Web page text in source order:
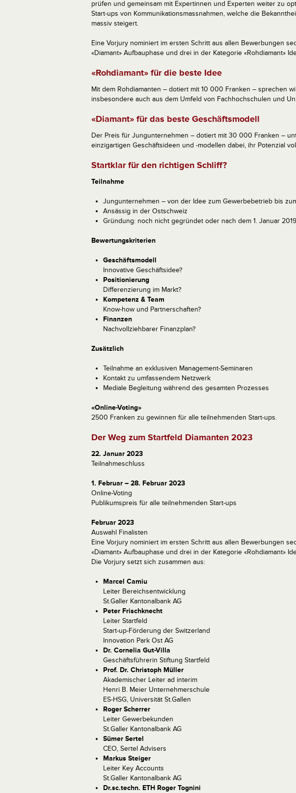
prüfen und gemeinsam mit Expertinnen und Experten weiter zu
Start-ups von Kommunikationsmassnahmen, welche die
massiv steigert.
Eine Vorjury nominiert im ersten Schritt aus allen Bewerbungen
«Diamant» Aufbauphase und drei in der Kategorie «Rohdiamant»
«Rohdiamant» für die beste Idee
Mit dem Rohdiamanten – dotiert mit 10 000 Franken – sprechen
insbesondere auch aus dem Umfeld von Fachhochschulen und
«Diamant» für das beste Geschäftsmodell
Der Preis für Jungunternehmen – dotiert mit 30 000 Franken –
einzigartigen Geschäftsideen und -modellen dabei, ihr Potenzial
Startklar für den richtigen Schliff?
Teilnahme
Jungunternehmen – von der Idee zum Gewerbebetrieb bis
Ansässig in der Ostschweiz
Gründung: noch nicht gegründet oder nach dem 1. Januar 2019
Bewertungskriterien
Geschäftsmodell
Innovative Geschäftsidee?
Positionierung
Differenzierung im Markt?
Kompetenz & Team
Know-how und Partnerschaften?
Finanzen
Nachvollziehbarer Finanzplan?
Zusätzlich
Teilnahme an exklusiven Management-Seminaren
Kontakt zu umfassendem Netzwerk
Mediale Begleitung während des gesamten Prozesses
«Online-Voting»
2500 Franken zu gewinnen für alle teilnehmenden Start-ups.
Der Weg zum Startfeld Diamanten 2023
22. Januar 2023
Teilnahmeschluss
1. Februar – 28. Februar 2023
Online-Voting
Publikumspreis für alle teilnehmenden Start-ups
Februar 2023
Auswahl Finalisten
Eine Vorjury nominiert im ersten Schritt aus allen Bewerbungen
«Diamant» Aufbauphase und drei in der Kategorie «Rohdiamant»
Die Vorjury setzt sich zusammen aus:
Marcel Camiu
Leiter Bereichsentwicklung
St.Galler Kantonalbank AG
Peter Frischknecht
Leiter Startfeld
Start-up-Förderung der Switzerland
Innovation Park Ost AG
Dr. Cornelia Gut-Villa
Geschäftsführerin Stiftung Startfeld
Prof. Dr. Christoph Müller
Akademischer Leiter ad interim
Henri B. Meier Unternehmerschule
ES-HSG, Universität St.Gallen
Roger Scherrer
Leiter Gewerbekunden
St.Galler Kantonalbank AG
Sümer Sertel
CEO, Sertel Advisers
Markus Steiger
Leiter Key Accounts
St.Galler Kantonalbank AG
Dr.sc.techn. ETH Roger Tognini